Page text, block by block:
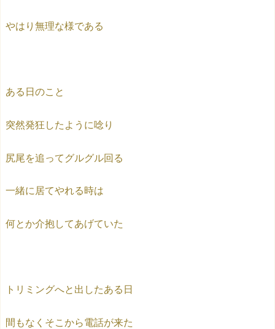
やはり無理な様である
ある日のこと
突然発狂したように唸り
尻尾を追ってグルグル回る
一緒に居てやれる時は
何とか介抱してあげていた
トリミングへと出したある日
間もなくそこから電話が来た